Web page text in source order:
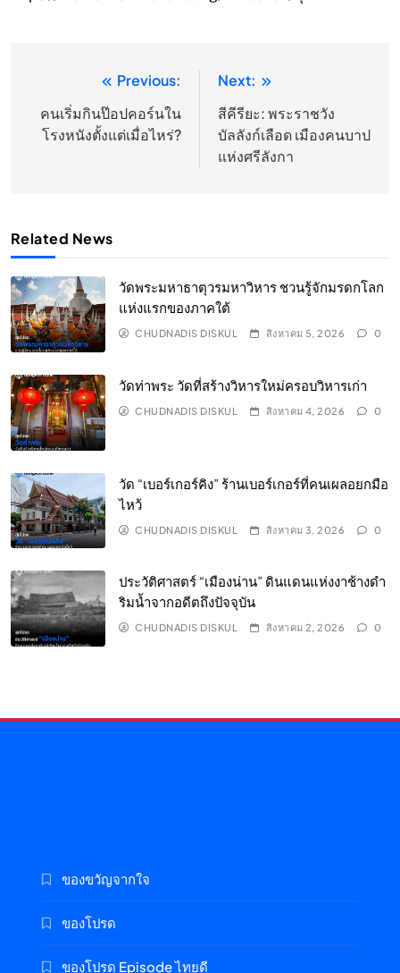
แนะแนว
เรื่อง
Previous:
คนเริ่มกินป๊อปคอร์นใน
โรงหนังตั้งแต่เมื่อไหร่?
Next:
สีคีรียะ: พระราชวัง
บัลลังก์เลือด เมืองคนบาป
แห่งศรีลังกา
Related News
วัดพระมหาธาตุวรมหาวิหาร ชวนรู้จักมรดกโลก
แห่งแรกของภาคใต้
CHUDNADIS DISKUL สิงหาคม 5, 2026 0
วัดท่าพระ วัดที่สร้างวิหารใหม่ครอบวิหารเก่า
CHUDNADIS DISKUL สิงหาคม 4, 2026 0
วัด “เบอร์เกอร์คิง” ร้านเบอร์เกอร์ที่คนเผลอยกมือ
ไหว้
CHUDNADIS DISKUL สิงหาคม 3, 2026 0
ประวัติศาสตร์ “เมืองน่าน” ดินแดนแห่งงาช้างดำ
ริมน้ำจากอดีตถึงปัจจุบัน
CHUDNADIS DISKUL สิงหาคม 2, 2026 0
ของขวัญจากใจ
ของโปรด
ของโปรด Episode ไทยดี